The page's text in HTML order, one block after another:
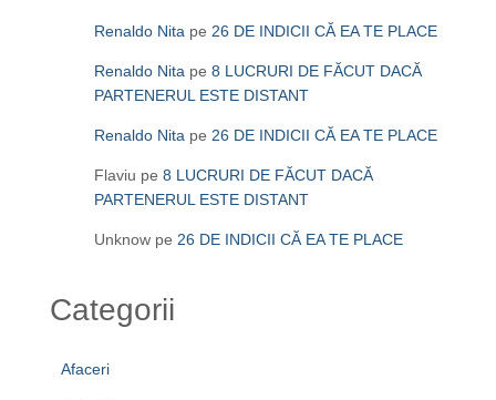
Renaldo Nita pe 26 DE INDICII CĂ EA TE PLACE
Renaldo Nita pe 8 LUCRURI DE FĂCUT DACĂ
PARTENERUL ESTE DISTANT
Renaldo Nita pe 26 DE INDICII CĂ EA TE PLACE
Flaviu pe 8 LUCRURI DE FĂCUT DACĂ
PARTENERUL ESTE DISTANT
Unknow pe 26 DE INDICII CĂ EA TE PLACE
Categorii
Afaceri